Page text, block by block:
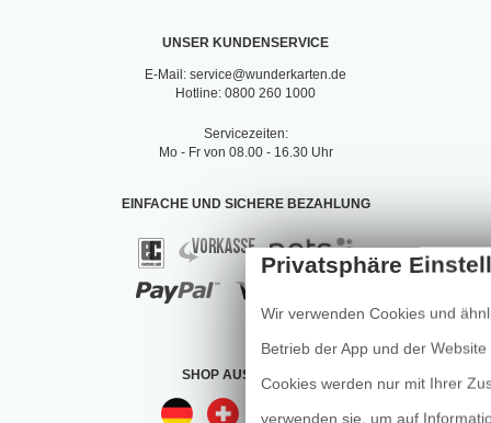
UNSER KUNDENSERVICE
E-Mail: service@wunderkarten.de
Hotline: 0800 260 1000
Servicezeiten:
Mo - Fr von 08.00 - 16.30 Uhr
EINFACHE UND SICHERE BEZAHLUNG
SHOP AUSWÄHLEN
Wir verwenden Cookies und
Betrieb der App und der
Cookies werden nur mit Ihrer
verwenden sie, um auf